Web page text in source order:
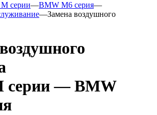
серии—BMW M6 серия—
—Замена воздушного
серии — BMW